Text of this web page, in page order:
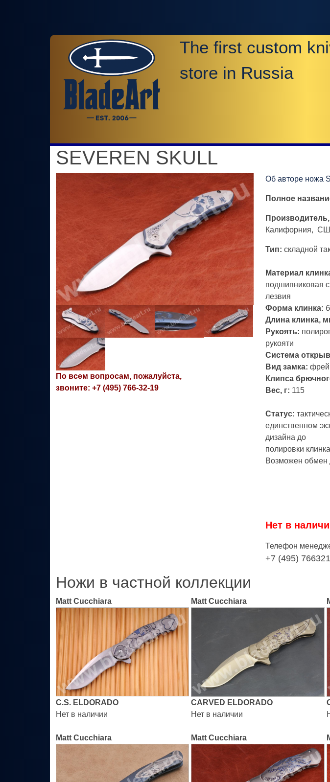
The first custom
store in Russia
SEVEREN SKULL
По всем вопросам, пожалуйста,
звоните: +7 (495) 766-32-19
Об авторе ножа
Полное
Калифорния,
Тип: складной
Материал
подшипниковая
лезвия
Форма клинка:
Длина клинка,
Рукоять:
рукояти
Система
Вид замка:
Клипса
Вес, г: 115
Статус:
единственном
дизайна до
полировки
Возможен обмен
Нет в
Телефон
+7 (495)
Ножи в частной коллекции
Matt Cucchiara Matt Cucchiara
C.S. ELDORADO
Нет в наличии
CARVED ELDORADO
Нет в наличии
Matt Cucchiara Matt Cucchiara